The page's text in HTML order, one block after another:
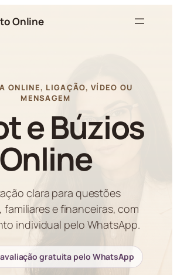
Online
ONLINE, LIGAÇÃO, VÍDEO OU
MENSAGEM
e Búzios
Online
clara para questões
familiares e financeiras, com
individual pelo WhatsApp.
gratuita pelo WhatsApp